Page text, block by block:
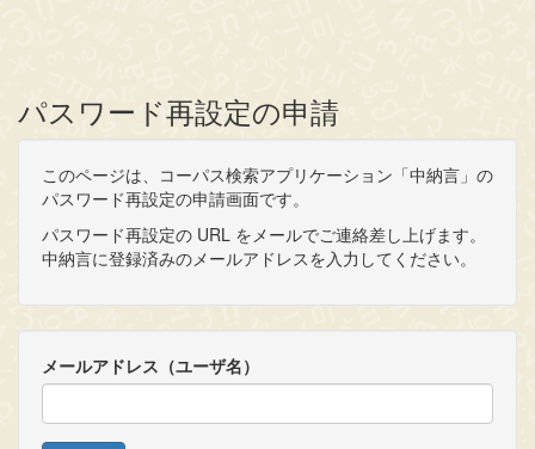
パスワード再設定の申請
このページは、コーパス検索アプリケーション「中納言」の
パスワード再設定の申請画面です。
パスワード再設定の URL をメールでご連絡差し上げます。
中納言に登録済みのメールアドレスを入力してください。
メールアドレス（ユーザ名）